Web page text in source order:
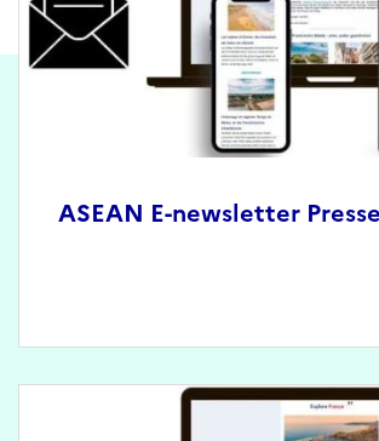
ASEAN E-newsletter Presse